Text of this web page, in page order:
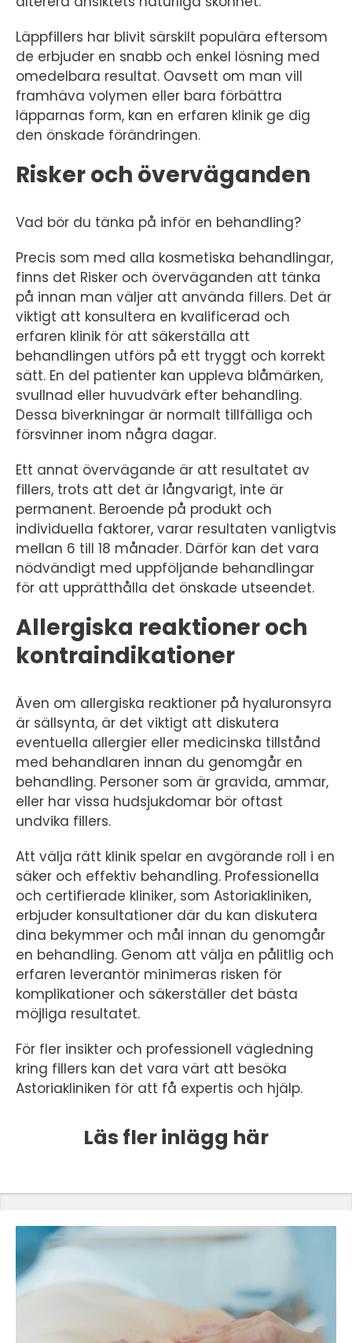
Läppfillers har blivit särskilt populära eftersom
de erbjuder en snabb och enkel lösning med
omedelbara resultat. Oavsett om man vill
framhäva volymen eller bara förbättra
läpparnas form, kan en erfaren klinik ge dig
den önskade förändringen.
Risker och överväganden
Vad bör du tänka på inför en behandling?
Precis som med alla kosmetiska behandlingar,
finns det Risker och överväganden att tänka
på innan man väljer att använda fillers. Det är
viktigt att konsultera en kvalificerad och
erfaren klinik för att säkerställa att
behandlingen utförs på ett tryggt och korrekt
sätt. En del patienter kan uppleva blåmärken,
svullnad eller huvudvärk efter behandling.
Dessa biverkningar är normalt tillfälliga och
försvinner inom några dagar.
Ett annat övervägande är att resultatet av
fillers, trots att det är långvarigt, inte är
permanent. Beroende på produkt och
individuella faktorer, varar resultaten vanligtvis
mellan 6 till 18 månader. Därför kan det vara
nödvändigt med uppföljande behandlingar
för att upprätthålla det önskade utseendet.
Allergiska reaktioner och
kontraindikationer
Även om allergiska reaktioner på hyaluronsyra
är sällsynta, är det viktigt att diskutera
eventuella allergier eller medicinska tillstånd
med behandlaren innan du genomgår en
behandling. Personer som är gravida, ammar,
eller har vissa hudsjukdomar bör oftast
undvika fillers.
Att välja rätt klinik spelar en avgörande roll i en
säker och effektiv behandling. Professionella
och certifierade kliniker, som Astoriakliniken,
erbjuder konsultationer där du kan diskutera
dina bekymmer och mål innan du genomgår
en behandling. Genom att välja en pålitlig och
erfaren leverantör minimeras risken för
komplikationer och säkerställer det bästa
möjliga resultatet.
För fler insikter och professionell vägledning
kring fillers kan det vara värt att besöka
Astoriakliniken för att få expertis och hjälp.
Läs fler inlägg här